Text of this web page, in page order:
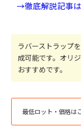
→徹底解説記事
ラバーストラップ
成可能です。オリ
おすすめです。
最低ロット・価格は